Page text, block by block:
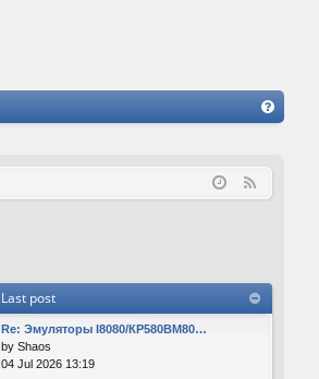
Q
Last post
Re: Эмуляторы I8080/КР580ВМ80…
by Shaos
04 Jul 2026 13:19